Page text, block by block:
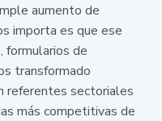
aumento de
importa es que ese
formularios de
transformado
referentes sectoriales
más competitivas de